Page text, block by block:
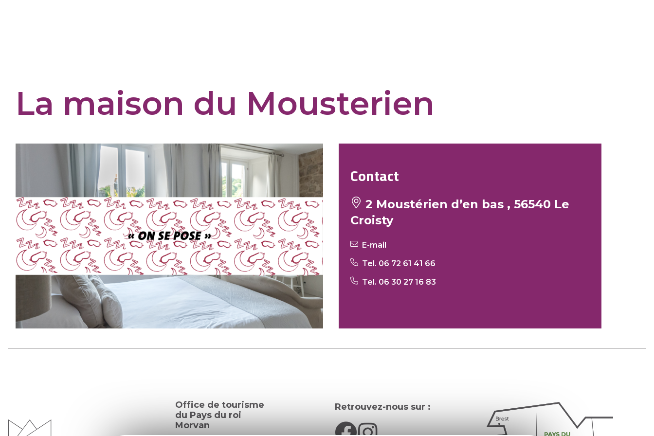
La maison du Mousterien
Contact
2 Moustérien d’en bas , 56540 Le
Croisty
E-mail
Tel. 06 72 61 41 66
Tel. 06 30 27 16 83
Office de tourisme
du Pays du roi
Morvan
Retrouvez-nous sur :